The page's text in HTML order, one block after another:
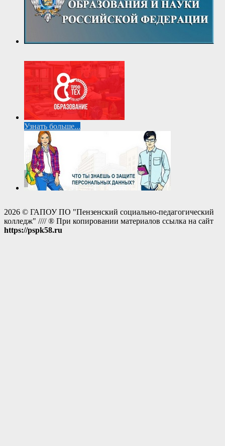
Узнать больше...
2026 © ГАПОУ ПО "Пензенский социально-педагогический
колледж" //// ® При копировании материалов ссылка на сайт
https://pspk58.ru